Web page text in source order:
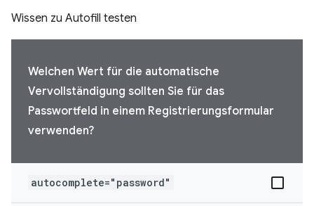
Wissen zu Autofill testen
Welchen Wert für die automatische
Vervollständigung sollten Sie für das
Passwortfeld in einem Registrierungsformular
verwenden?
autocomplete="password"